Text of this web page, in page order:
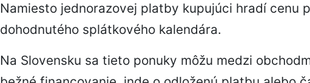
Namiesto jednorazovej platby kupujúci hradí cenu
dohodnutého splátkového kalendára.
Na Slovensku sa tieto ponuky môžu medzi